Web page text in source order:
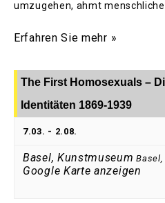
umzugehen, ahmt
Erfahren Sie mehr »
The First Homosexuals –
Identitäten 1869-1939
7.03. - 2.08.
Basel, Kunstmuseum Basel,
Google Karte anzeigen